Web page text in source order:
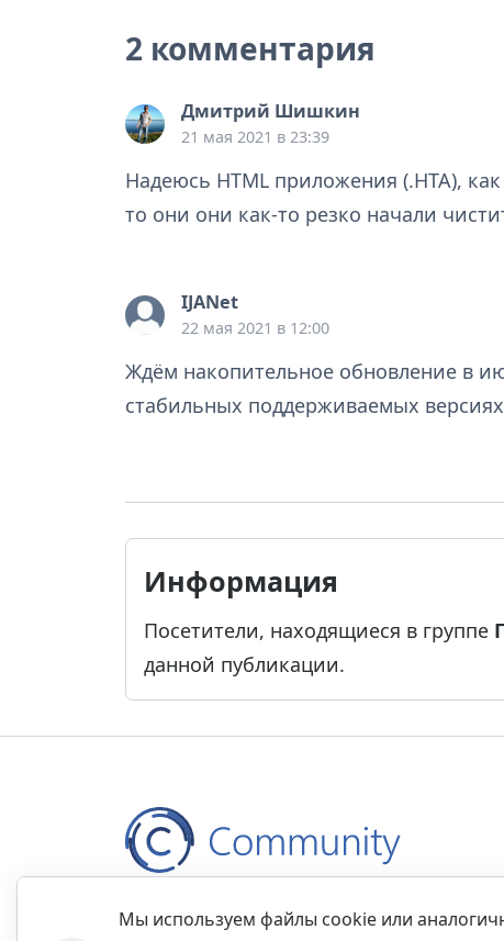
2 комментария
Дмитрий Шишкин
21 мая 2021 в 23:39
Надеюсь HTML приложения (.HTA),
то они они как-то резко начали
IJANet
22 мая 2021 в 12:00
Ждём накопительное обновление в
стабильных поддерживаемых
Информация
Посетители, находящиеся в группе
данной публикации.
КонтактыПравилаОбратная связь
Мы используем файлы cookie или